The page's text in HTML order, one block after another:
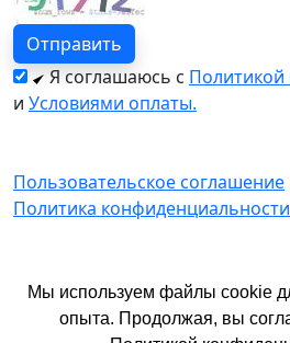
Я соглашаюсь с Политикой
и Условиями оплаты.
Пользовательское соглашение
Политика конфиденциальности
© 2026 год.
Имеются
Мы используем файлы cookie
опыта. Продолжая, вы